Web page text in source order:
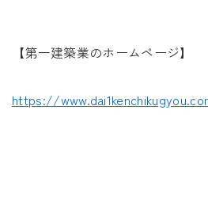
【第一建築業のホームページ】
https://